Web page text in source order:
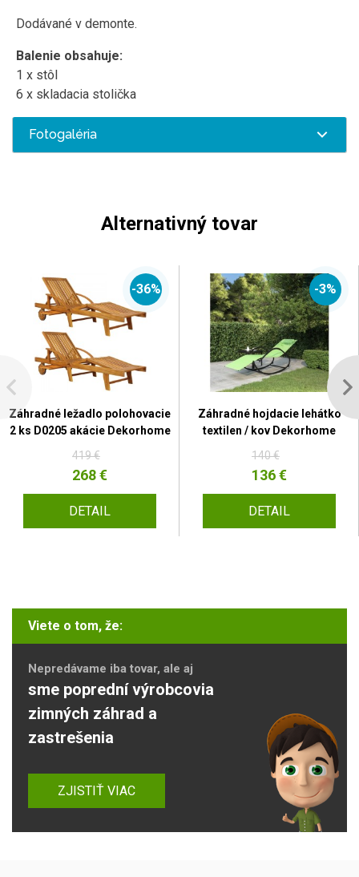
Dodávané v demonte.
Balenie obsahuje:
1 x stôl
6 x skladacia stolička
Fotogaléria
Alternativný tovar
-36%
Záhradné ležadlo polohovacie
2 ks D0205 akácie Dekorhome
419 €
268 €
DETAIL
-3%
Záhradné hojdacie lehátko
textilen / kov Dekorhome
140 €
136 €
DETAIL
Viete o tom, že:
Nepredávame iba tovar, ale aj
sme poprední výrobcovia
zimných záhrad a
zastrešenia
ZJISTIŤ VIAC